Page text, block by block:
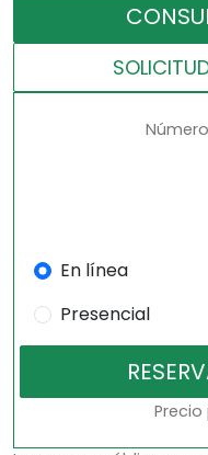
En línea
Presencial